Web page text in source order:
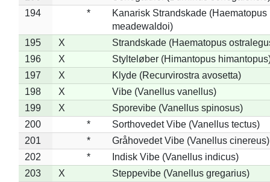
194
*
Kanarisk Strandskade (Haematopus
meadewaldoi)
195
X
Strandskade (Haematopus
196
X
Stylteløber (Himantopus
197
X
Klyde (Recurvirostra avosetta)
198
X
Vibe (Vanellus vanellus)
199
X
Sporevibe (Vanellus spinosus)
200
*
Sorthovedet Vibe (Vanellus tectus)
201
*
Gråhovedet Vibe (Vanellus cinereus)
202
*
Indisk Vibe (Vanellus indicus)
203
X
Steppevibe (Vanellus gregarius)